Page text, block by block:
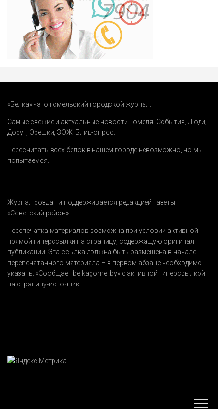
«Белка» - это гомельский городской журнал.
Самые свежие и актуальные новости Гомеля. События Люди
Досуг Орешки ЗОЖ Блиц-опрос
Пересчитать всех белок в нашем городе невозможно, но мы
попытаемся.
Журнал создан и поддерживается редакцией газеты
«Советский район».
Перепечатка материалов возможна при условии активной
прямой гиперссылки на страницу, содержащую оригинал
публикации. Эта ссылка должна быть размещена в начале
перепечатанного материала – в первом абзаце необходимо
указать: «Сообщает belkagomel.by» с активной гиперссылкой
на страницу-источник.